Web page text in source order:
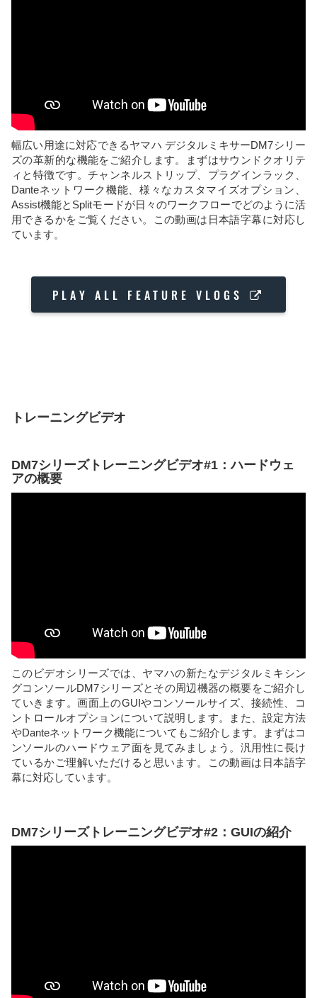
幅広い用途に対応できるヤマハ デジタルミキサーDM7シリー
ズの革新的な機能をご紹介します。まずはサウンドクオリテ
ィと特徴です。チャンネルストリップ、プラグインラック、
Danteネットワーク機能、様々なカスタマイズオプション、
Assist機能とSplitモードが日々のワークフローでどのように活
用できるかをご覧ください。この動画は日本語字幕に対応し
ています。
PLAY ALL FEATURE VLOGS
トレーニングビデオ
DM7シリーズトレーニングビデオ#1：ハードウェ
アの概要
このビデオシリーズでは、ヤマハの新たなデジタルミキシン
グコンソールDM7シリーズとその周辺機器の概要をご紹介し
ていきます。画面上のGUIやコンソールサイズ、接続性、コ
ントロールオプションについて説明します。また、設定方法
やDanteネットワーク機能についてもご紹介します。まずはコ
ンソールのハードウェア面を見てみましょう。汎用性に長け
ているかご理解いただけると思います。この動画は日本語字
幕に対応しています。
DM7シリーズトレーニングビデオ#2：GUIの紹介